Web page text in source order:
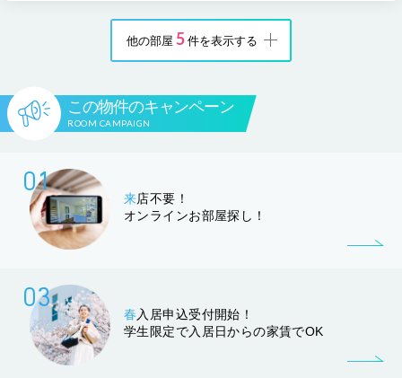
他の部屋 5 件を表示する
この物件のキャンペーン
ROOM CAMPAIGN
01
来店不要！
オンラインお部屋探し！
03
春 入居申込受付開始！
学生限定で入居日からの家賃でOK